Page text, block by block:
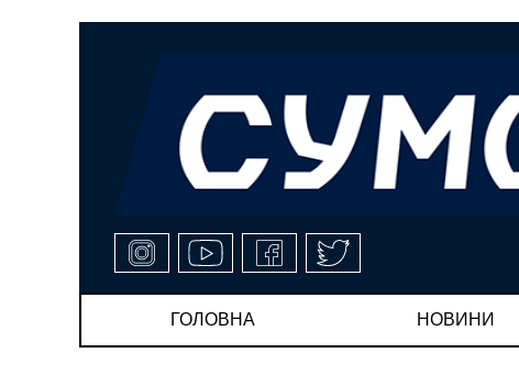
ГОЛОВНА НОВИНИ